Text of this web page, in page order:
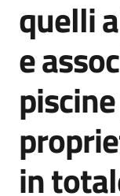
Agenzia
di
informazione
comunicazione
quelli
e
in